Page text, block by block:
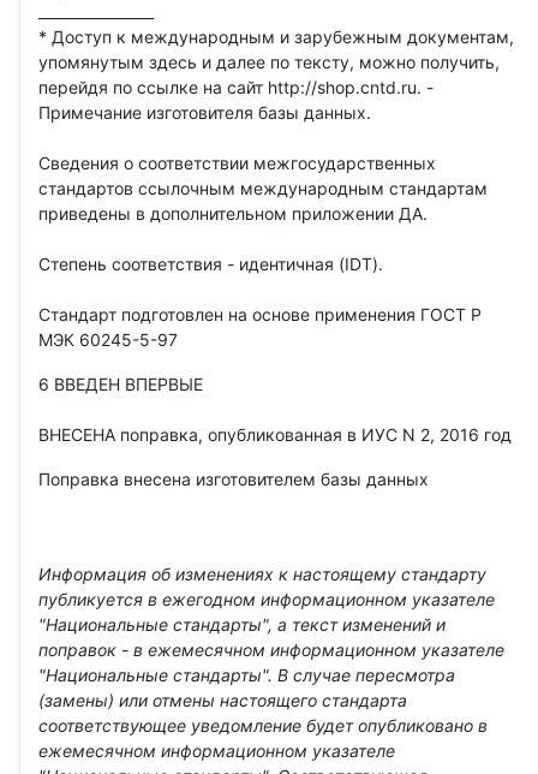
* Доступ к международным и зарубежным документам,
упомянутым здесь и далее по тексту, можно получить,
перейдя по ссылке на сайт http://shop.cntd.ru. -
Примечание изготовителя базы данных.
Сведения о соответствии межгосударственных
стандартов ссылочным международным стандартам
приведены в дополнительном приложении ДА.
Степень соответствия - идентичная (IDT).
Стандарт подготовлен на основе применения ГОСТ Р
МЭК 60245-5-97
6 ВВЕДЕН ВПЕРВЫЕ
ВНЕСЕНА поправка, опубликованная в ИУС N 2, 2016 год
Поправка внесена изготовителем базы данных
Информация об изменениях к настоящему стандарту
публикуется в ежегодном информационном указателе
"Национальные стандарты", а текст изменений и
поправок - в ежемесячном информационном указателе
"Национальные стандарты". В случае пересмотра
(замены) или отмены настоящего стандарта
соответствующее уведомление будет опубликовано в
ежемесячном информационном указателе